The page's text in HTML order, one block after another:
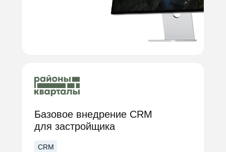
Базовое внедрение CRM
для застройщика
CRM